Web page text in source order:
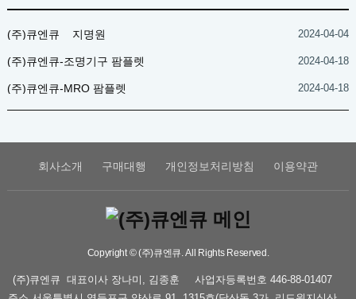
(주)큐엔큐 _ 지명원 2024-04-04
(주)큐엔큐-조명기구 팜플렛 2024-04-18
(주)큐엔큐-MRO 팜플렛 2024-04-18
회사소개 구매대행 개인정보처리방침 이용약관
Copyright © (주)큐엔큐. All Rights Reserved.
(주)큐엔큐 대표이사 장나미, 김종훈 사업자등록번호 446-88-01407